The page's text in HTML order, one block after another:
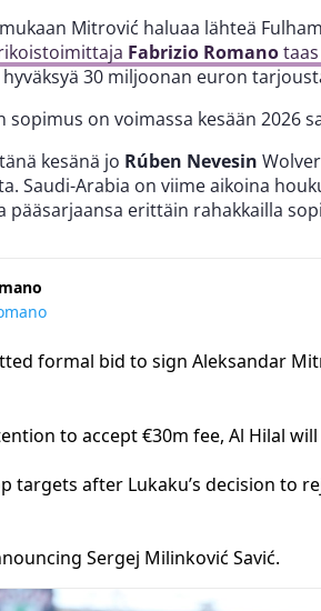
Mitrović haluaa lähteä
Fabrizio Romano
30 miljoonan euron
on voimassa kesään 2026
kesänä jo Rúben Nevesin
Saudi-Arabia on viime aikoina
pääsarjaansa erittäin rahakkailla
formal bid to sign Aleksandar
to accept €30m fee, Al Hilal
targets after Lukaku’s decision to
Sergej Milinković Savić.